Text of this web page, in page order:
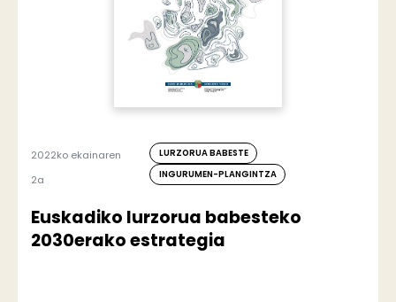
2022ko ekainaren
2a
LURZORUA BABESTE
INGURUMEN-PLANGINTZA
Euskadiko lurzorua babesteko
2030erako estrategia